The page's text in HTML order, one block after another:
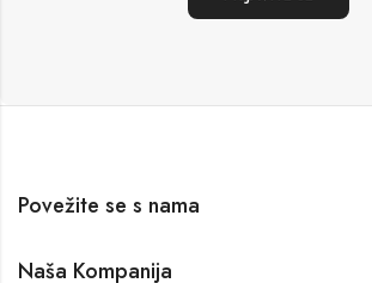
Povežite se s nama
Naša Kompanija